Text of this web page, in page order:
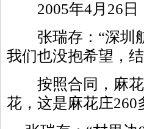
2005年4月26日
张瑞存：“深圳航
我们也没抱希望，
按照合同，麻花
花，这是麻花庄